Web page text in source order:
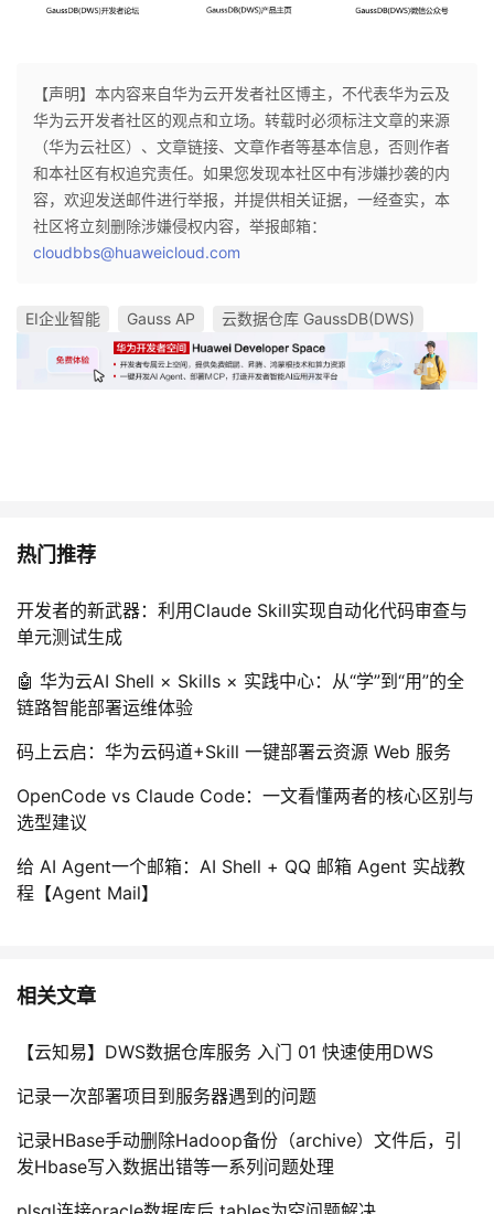
课
程
的
认
证
我
的
实
我
的
术
支
持
云
声
建
【声明】本内容来自华为云开发者社区博主，不代表华为云及
华为云开发者社区的观点和立场。转载时必须标注文章的来源
（华为云社区）、文章链接、文章作者等基本信息，否则作者
和本社区有权追究责任。如果您发现本社区中有涉嫌抄袭的内
容，欢迎发送邮件进行举报，并提供相关证据，一经查实，本
社区将立刻删除涉嫌侵权内容，举报邮箱：
cloudbbs@huaweicloud.com
EI企业智能 Gauss AP 云数据仓库 GaussDB(DWS)
热门推荐
开发者的新武器：利用Claude Skill实现自动化代码审查与
单元测试生成
🤖 华为云AI Shell × Skills × 实践中心：从“学”到“用”的全
链路智能部署运维体验
码上云启：华为云码道+Skill 一键部署云资源 Web 服务
OpenCode vs Claude Code：一文看懂两者的核心区别与
选型建议
给 AI Agent一个邮箱：AI Shell + QQ 邮箱 Agent 实战教
程【Agent Mail】
相关文章
【云知易】DWS数据仓库服务 入门 01 快速使用DWS
记录一次部署项目到服务器遇到的问题
记录HBase手动删除Hadoop备份（archive）文件后，引
发Hbase写入数据出错等一系列问题处理